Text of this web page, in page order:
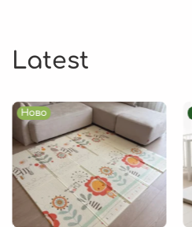
Latest
Ново